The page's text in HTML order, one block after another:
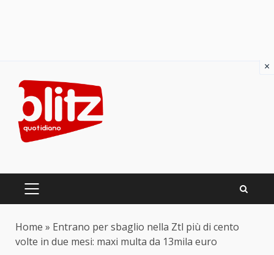
content
PRIMARY
Home » Entrano per sbaglio nella Ztl più di cento
volte in due mesi: maxi multa da 13mila euro
×